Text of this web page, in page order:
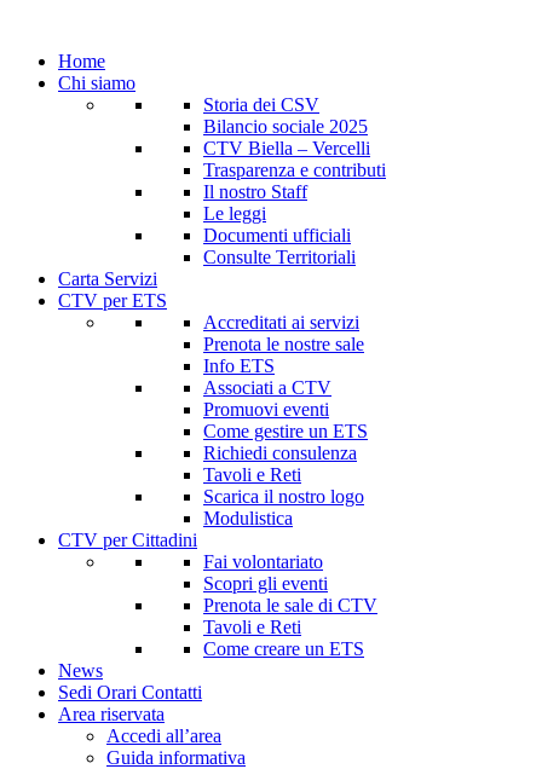
Home
Chi siamo
Storia dei CSV
Bilancio sociale 2025
CTV Biella – Vercelli
Trasparenza e contributi
Il nostro Staff
Le leggi
Documenti ufficiali
Consulte Territoriali
Carta Servizi
CTV per ETS
Accreditati ai servizi
Prenota le nostre sale
Info ETS
Associati a CTV
Promuovi eventi
Come gestire un ETS
Richiedi consulenza
Tavoli e Reti
Scarica il nostro logo
Modulistica
CTV per Cittadini
Fai volontariato
Scopri gli eventi
Prenota le sale di CTV
Tavoli e Reti
Come creare un ETS
News
Sedi Orari Contatti
Area riservata
Accedi all’area
Guida informativa